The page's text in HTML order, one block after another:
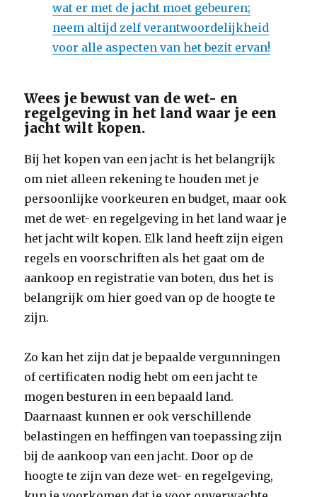
wat er met de jacht moet gebeuren;
neem altijd zelf verantwoordelijkheid
voor alle aspecten van het bezit ervan!
Wees je bewust van de wet- en
regelgeving in het land waar je een
jacht wilt kopen.
Bij het kopen van een jacht is het belangrijk
om niet alleen rekening te houden met je
persoonlijke voorkeuren en budget, maar ook
met de wet- en regelgeving in het land waar je
het jacht wilt kopen. Elk land heeft zijn eigen
regels en voorschriften als het gaat om de
aankoop en registratie van boten, dus het is
belangrijk om hier goed van op de hoogte te
zijn.
Zo kan het zijn dat je bepaalde vergunningen
of certificaten nodig hebt om een jacht te
mogen besturen in een bepaald land.
Daarnaast kunnen er ook verschillende
belastingen en heffingen van toepassing zijn
bij de aankoop van een jacht. Door op de
hoogte te zijn van deze wet- en regelgeving,